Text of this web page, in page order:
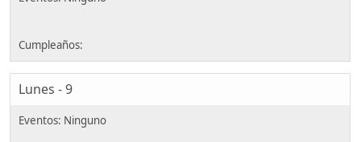
Lunes - 9